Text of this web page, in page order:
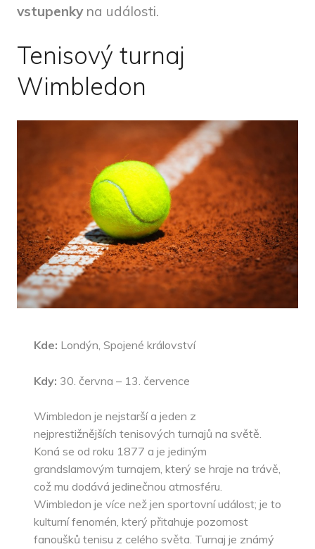
vstupenky na události.
Tenisový turnaj
Wimbledon
Kde: Londýn, Spojené království
Kdy: 30. června – 13. července
Wimbledon je nejstarší a jeden z
nejprestižnějších tenisových turnajů na světě.
Koná se od roku 1877 a je jediným
grandslamovým turnajem, který se hraje na trávě,
což mu dodává jedinečnou atmosféru.
Wimbledon je více než jen sportovní událost; je to
kulturní fenomén, který přitahuje pozornost
fanoušků tenisu z celého světa. Turnaj je známý